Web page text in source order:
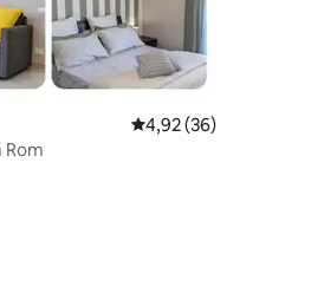
5 von 5, 18 Bewertungen
Durchschnittliche
4,92 (36)
Rom